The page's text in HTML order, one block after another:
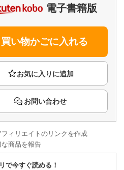
動画配信ガイド
Rakuten PLAY
Rチャンネル
楽天チケット
エンタメニュース
推し楽
電子書籍版
買い物かごに入れる
お問い合わせ
フィリエイトのリンクを作成
な商品を報告
で今すぐ読める！